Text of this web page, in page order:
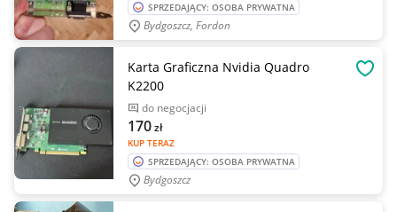
SPRZEDAJĄCY: OSOBA PRYWATNA
Bydgoszcz, Fordon
Karta Graficzna Nvidia Quadro
K2200
do negocjacji
KUP TERAZ
170zł
SPRZEDAJĄCY: OSOBA PRYWATNA
Bydgoszcz